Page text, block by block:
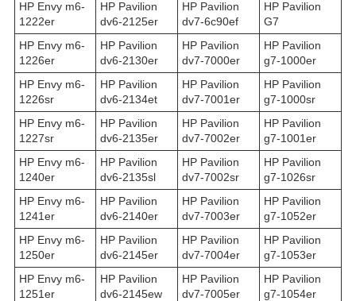
HP Envy m6-
1222er
HP Pavilion
dv6-2125er
HP Pavilion
dv7-6c90ef
HP Pavilion
G7
HP Envy m6-
1226er
HP Pavilion
dv6-2130er
HP Pavilion
dv7-7000er
HP Pavilion
g7-1000er
HP Envy m6-
1226sr
HP Pavilion
dv6-2134et
HP Pavilion
dv7-7001er
HP Pavilion
g7-1000sr
HP Envy m6-
1227sr
HP Pavilion
dv6-2135er
HP Pavilion
dv7-7002er
HP Pavilion
g7-1001er
HP Envy m6-
1240er
HP Pavilion
dv6-2135sl
HP Pavilion
dv7-7002sr
HP Pavilion
g7-1026sr
HP Envy m6-
1241er
HP Pavilion
dv6-2140er
HP Pavilion
dv7-7003er
HP Pavilion
g7-1052er
HP Envy m6-
1250er
HP Pavilion
dv6-2145er
HP Pavilion
dv7-7004er
HP Pavilion
g7-1053er
HP Envy m6-
1251er
HP Pavilion
dv6-2145ew
HP Pavilion
dv7-7005er
HP Pavilion
g7-1054er